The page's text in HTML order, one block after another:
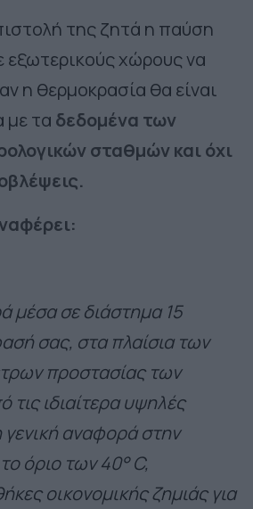
της ζητά η παύση
εξωτερικούς χώρους να
η θερμοκρασία θα είναι
με τα δεδομένα των
σταθμών και όχι
μέσα σε διάστημα 15
σας, στα πλαίσια των
προστασίας των
ιδιαίτερα υψηλές
αναφορά στην
όριο των 40° C,
οικονομικής ζημιάς για